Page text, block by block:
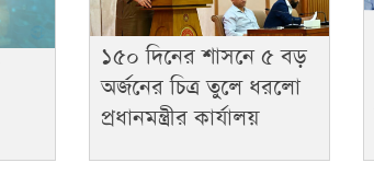
১৫০ দিনের শাসনে ৫ বড়
অর্জনের চিত্র তুলে ধরলো
প্রধানমন্ত্রীর কার্যালয়